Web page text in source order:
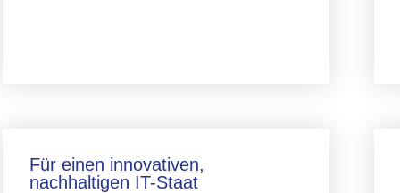
Für einen innovativen,
nachhaltigen IT-Staat